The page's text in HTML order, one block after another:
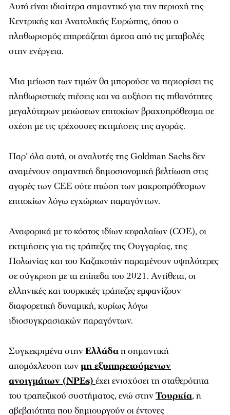
Αυτό είναι ιδιαίτερα σημαντικό για την περιοχή της
Κεντρικής και Ανατολικής Ευρώπης, όπου ο
πληθωρισμός επηρεάζεται άμεσα από τις μεταβολές
στην ενέργεια.
Μια μείωση των τιμών θα μπορούσε να περιορίσει τις
πληθωριστικές πιέσεις και να αυξήσει τις πιθανότητες
μεγαλύτερων μειώσεων επιτοκίων βραχυπρόθεσμα σε
σχέση με τις τρέχουσες εκτιμήσεις της αγοράς.
Παρ’ όλα αυτά, οι αναλυτές της Goldman Sachs δεν
αναμένουν σημαντική δημοσιονομική βελτίωση στις
αγορές των CEE ούτε πτώση των μακροπρόθεσμων
επιτοκίων λόγω εγχώριων παραγόντων.
Αναφορικά με το κόστος ιδίων κεφαλαίων (COE), οι
εκτιμήσεις για τις τράπεζες της Ουγγαρίας, της
Πολωνίας και του Καζακστάν παραμένουν υψηλότερες
σε σύγκριση με τα επίπεδα του 2021. Αντίθετα, οι
ελληνικές και τουρκικές τράπεζες εμφανίζουν
διαφορετική δυναμική, κυρίως λόγω
ιδιοσυγκρασιακών παραγόντων.
Συγκεκριμένα στηνΕλλάδαη σημαντική
απομόχλευση τωνμη εξυπηρετούμενων
ανοιγμάτων (NPEs) έχει ενισχύσει τη σταθερότητα
του τραπεζικού συστήματος, ενώ στηνΤουρκία, η
αβεβαιότητα που δημιουργούν οι έντονες